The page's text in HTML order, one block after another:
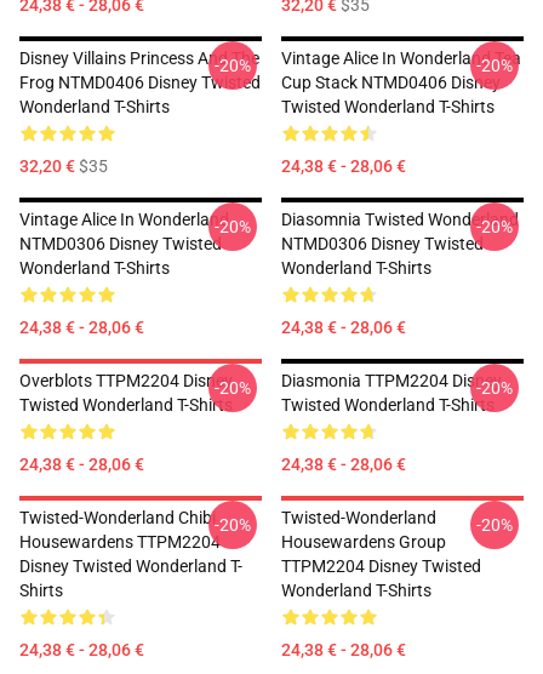
24,38 € - 28,06 € 32,20 €$35
Disney Villains Princess And The
Frog NTMD0406 Disney Twisted
Wonderland T-Shirts
32,20 €$35
-20%
Vintage Alice In Wonderland Tea
Cup Stack NTMD0406 Disney
Twisted Wonderland T-Shirts
24,38 € - 28,06 €
-20%
Vintage Alice In Wonderland
NTMD0306 Disney Twisted
Wonderland T-Shirts
24,38 € - 28,06 €
-20%
Diasomnia Twisted Wonderland
NTMD0306 Disney Twisted
Wonderland T-Shirts
24,38 € - 28,06 €
-20%
Overblots TTPM2204 Disney
Twisted Wonderland T-Shirts
24,38 € - 28,06 €
-20%
Diasmonia TTPM2204 Disney
Twisted Wonderland T-Shirts
24,38 € - 28,06 €
-20%
Twisted-Wonderland Chibi
Housewardens TTPM2204
Disney Twisted Wonderland T-
Shirts
24,38 € - 28,06 €
-20%
Twisted-Wonderland
Housewardens Group
TTPM2204 Disney Twisted
Wonderland T-Shirts
24,38 € - 28,06 €
-20%